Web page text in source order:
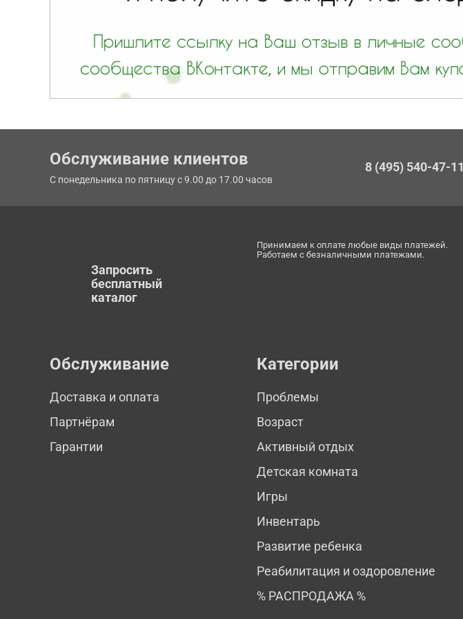
Обслуживание клиентов
С понедельника по пятницу с 9.00 до 17.00 часов
8 (495) 540-47-11
Запросить
бесплатный
каталог
Принимаем к оплате любые виды платежей.
Работаем с безналичными платежами.
Обслуживание
Доставка и оплата
Партнёрам
Гарантии
Категории
Проблемы
Возраст
Активный отдых
Детская комната
Игры
Инвентарь
Развитие ребенка
Реабилитация и оздоровление
% РАСПРОДАЖА %